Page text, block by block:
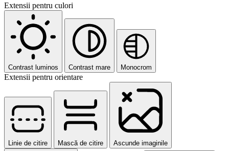
Extensii pentru culori
Contrast luminos Contrast mare Monocrom
Extensii pentru orientare
Linie de citire Mască de citire Ascunde imaginile